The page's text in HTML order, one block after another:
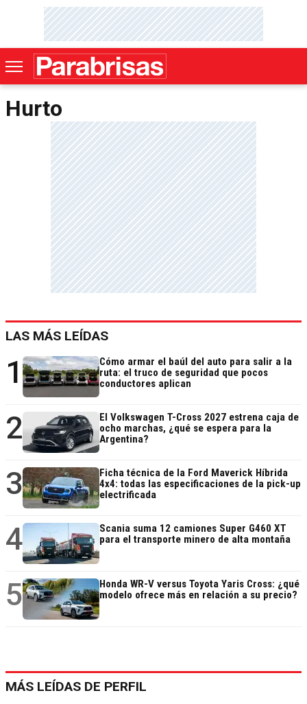
Hurto
LAS MÁS LEÍDAS
1
Cómo armar el baúl del auto para salir a la
ruta: el truco de seguridad que pocos
conductores aplican
2
El Volkswagen T-Cross 2027 estrena caja de
ocho marchas, ¿qué se espera para la
Argentina?
3
Ficha técnica de la Ford Maverick Híbrida
4x4: todas las especificaciones de la pick-up
electrificada
4
Scania suma 12 camiones Super G460 XT
para el transporte minero de alta montaña
5
Honda WR-V versus Toyota Yaris Cross: ¿qué
modelo ofrece más en relación a su precio?
MÁS LEÍDAS DE PERFIL